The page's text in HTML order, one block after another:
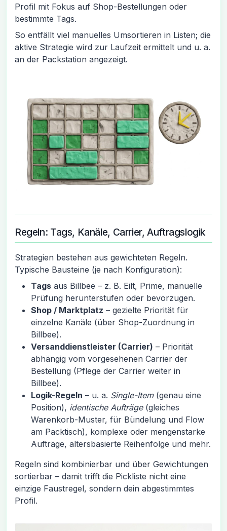
Profil mit Fokus auf Shop-Bestellungen oder
bestimmte Tags.
So entfällt viel manuelles Umsortieren in Listen; die
aktive Strategie wird zur Laufzeit ermittelt und u. a.
an der Packstation angezeigt.
Regeln: Tags, Kanäle, Carrier, Auftragslogik
Strategien bestehen aus gewichteten Regeln.
Typische Bausteine (je nach Konfiguration):
Tags aus Billbee – z. B. Eilt, Prime, manuelle
Prüfung herunterstufen oder bevorzugen.
Shop / Marktplatz – gezielte Priorität für
einzelne Kanäle (über Shop-Zuordnung in
Billbee).
Versanddienstleister (Carrier) – Priorität
abhängig vom vorgesehenen Carrier der
Bestellung (Pflege der Carrier weiter in
Billbee).
Logik-Regeln – u. a. Single-Item(genau eine
Position), identische Aufträge(gleiches
Warenkorb-Muster, für Bündelung und Flow
am Packtisch), komplexe oder mengenstarke
Aufträge, altersbasierte Reihenfolge und mehr.
Regeln sind kombinierbar und über Gewichtungen
sortierbar – damit trifft die Pickliste nicht eine
einzige Faustregel, sondern dein abgestimmtes
Profil.